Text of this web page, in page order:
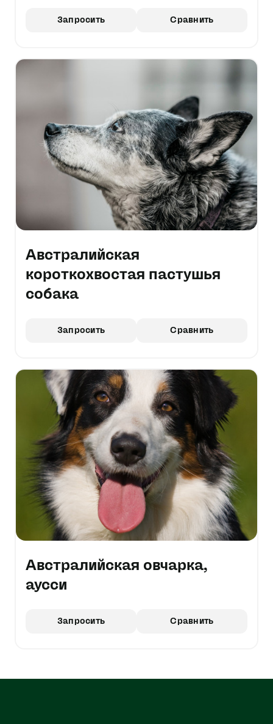
Запросить Сравнить
Австралийская
короткохвостая пастушья
собака
Запросить Сравнить
Австралийская овчарка,
аусси
Запросить Сравнить